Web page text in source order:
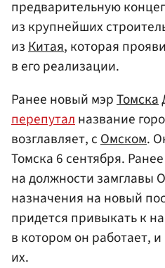
предварительную
из крупнейших
изКитая, которая
в его реализации.
Ранее новый мэрТомска
перепуталназвание
возглавляет, сОмском.
Томска 6 сентября.
на должности замглавы
назначения на новый
придется привыкать к
в котором он работает,
их.